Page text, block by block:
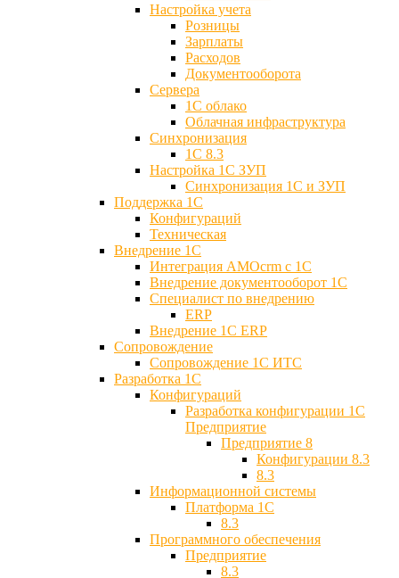
Настройка учета
Розницы
Зарплаты
Расходов
Документооборота
Сервера
1С облако
Облачная инфраструктура
Синхронизация
1С 8.3
Настройка 1С ЗУП
Синхронизация 1С и ЗУП
Поддержка 1С
Конфигураций
Техническая
Внедрение 1С
Интеграция AMOcrm с 1C
Внедрение документооборот 1С
Специалист по внедрению
ERP
Внедрение 1С ERP
Cопровождение
Cопровождение 1С ИТС
Разработка 1C
Конфигураций
Разработка конфигурации 1С
Предприятие
Предприятие 8
Конфигурации 8.3
8.3
Информационной системы
Платформа 1С
8.3
Программного обеспечения
Предприятие
8.3